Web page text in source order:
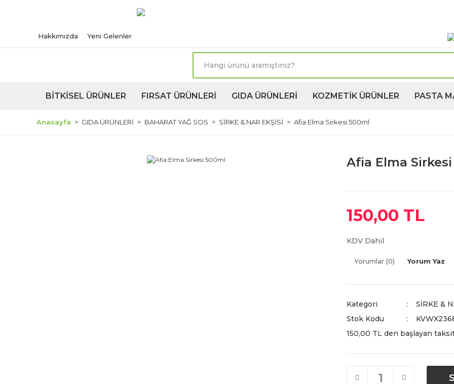
Hakkımızda Yeni Gelenler
BİTKİSEL ÜRÜNLER FIRSAT ÜRÜNLERİ GIDA ÜRÜNLERİ KOZMETİK ÜRÜNLER PASTA
Anasayfa GIDA ÜRÜNLERİ BAHARAT YAĞ SOS SİRKE & NAR EKŞİSİ Afia Elma Sirkesi 500ml
Afia Elma
150,00 TL
KDV Dahil
Yorumlar (0) Yorum Yaz
Kategori
SİRKE &
Stok Kodu
150,00 TL den başlayan